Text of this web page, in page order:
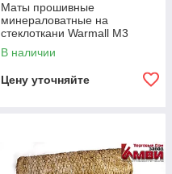
Маты прошивные
минераловатные на
стеклоткани Warmall М3
В наличии
Цену уточняйте